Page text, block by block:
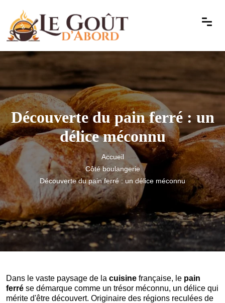
Découverte du pain ferré : un
délice méconnu
Accueil
Côté boulangerie
Découverte du pain ferré : un délice méconnu
Dans le vaste paysage de la cuisine française, le pain
ferré se démarque comme un trésor méconnu, un délice qui
mérite d'être découvert. Originaire des régions reculées de